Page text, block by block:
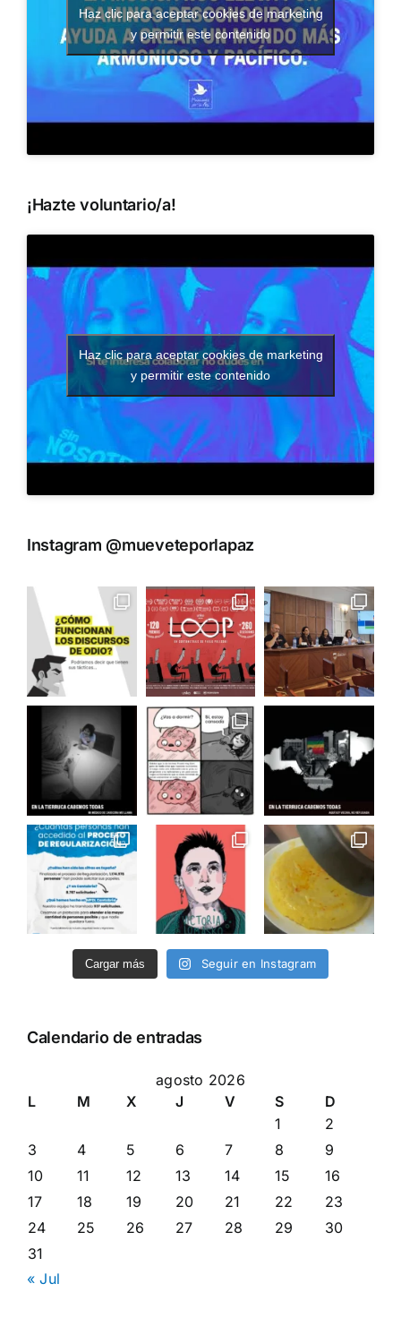
Haz clic para aceptar cookies de marketing
y permitir este contenido
¡Hazte voluntario/a!
Haz clic para aceptar cookies de marketing
y permitir este contenido
Instagram @mueveteporlapaz
Cargar más Seguir en Instagram
Calendario de entradas
agosto 2026
L
M X J V S
D
1
2
3
4 5 6 7 8
9
10
11 12 13 14 15
16
17
18 19 20 21 22
23
24
25 26 27 28 29
30
31
« Jul